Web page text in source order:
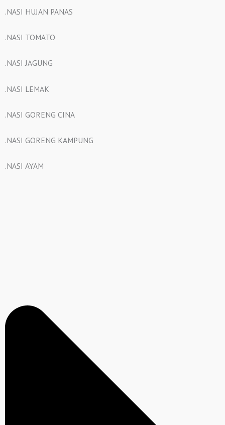
.NASI HUJAN PANAS
.NASI TOMATO
.NASI JAGUNG
.NASI LEMAK
.NASI GORENG CINA
.NASI GORENG KAMPUNG
.NASI AYAM